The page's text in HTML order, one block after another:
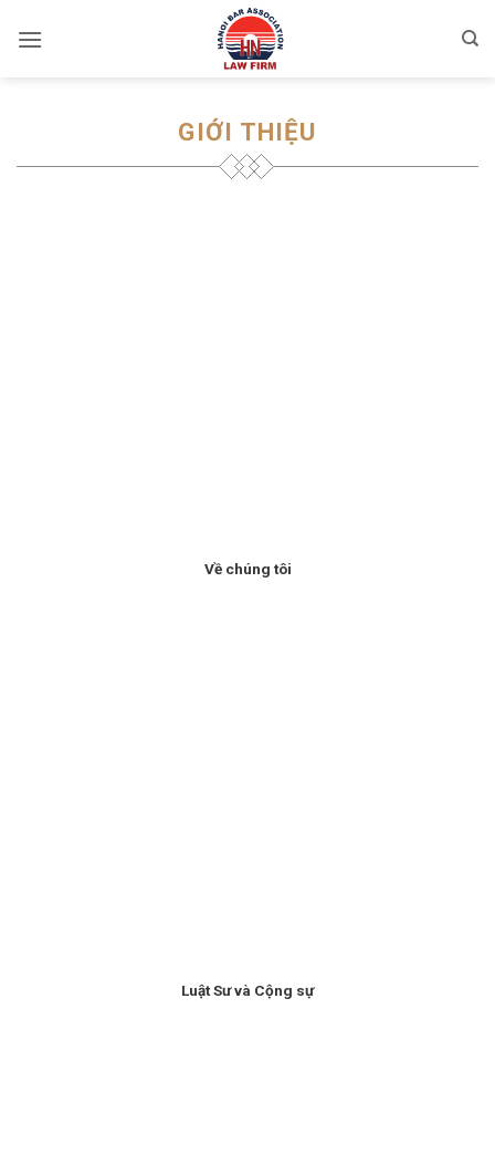
GIỚI THIỆU
Về chúng tôi
Luật Sư và Cộng sự